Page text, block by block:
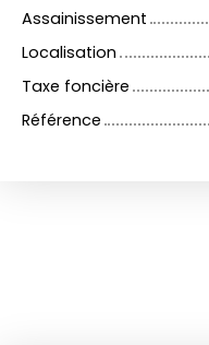
Assainissement
Localisation
Taxe foncière
Référence